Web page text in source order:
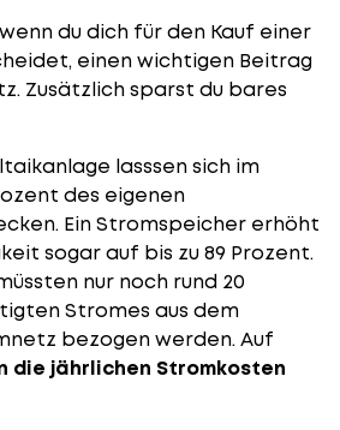
du dich für den Kauf einer
einen wichtigen Beitrag
Zusätzlich sparst du bares
lasssen sich im
des eigenen
Ein Stromspeicher erhöht
sogar auf bis zu 89 Prozent.
nur noch rund 20
Stromes aus dem
bezogen werden. Auf
die jährlichen Stromkosten